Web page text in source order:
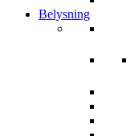
Belysning